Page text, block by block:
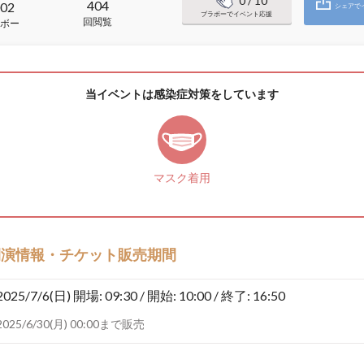
ー
404
回閲覧
ブラボーでイベント応援
シェアで
当イベントは感染症対策をしています
マスク着用
情報・チケット販売期間
7/6(日) 開場: 09:30 / 開始: 10:00 / 終了: 16:50
6/30(月) 00:00まで販売